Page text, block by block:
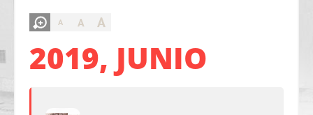
A A A
2019, JUNIO